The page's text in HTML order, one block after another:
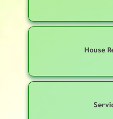
House